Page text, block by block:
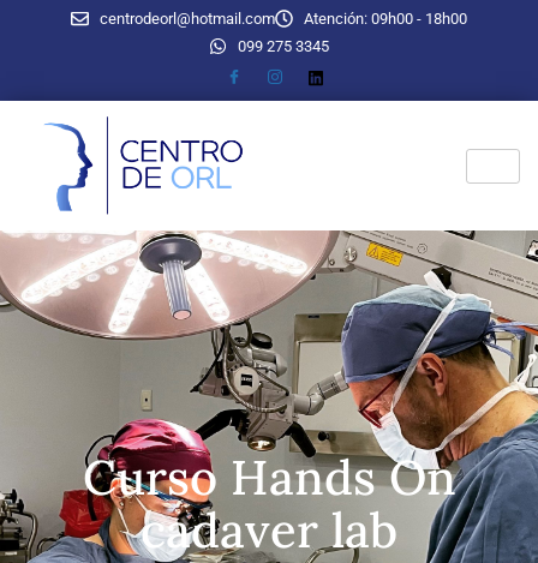
centrodeorl@hotmail.com
Atención: 09h00 - 18h00
099 275 3345
Curso Hands On
cadaver lab